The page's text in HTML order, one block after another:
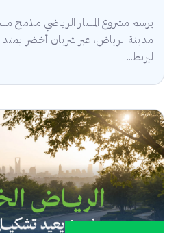
يرسم مشروع المسار الرياضي ملامح
ليربط...